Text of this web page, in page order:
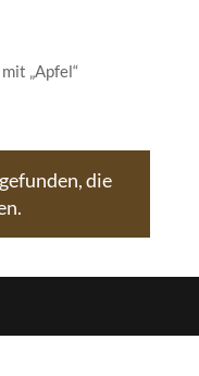
„Apfel“
die